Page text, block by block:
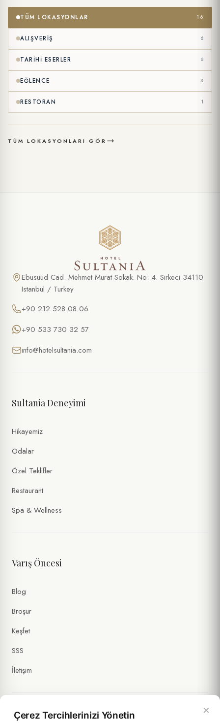
kapsamında işlenmesini kabul ediyorum. (Zorunlu)
Pazarlama Açık Rıza Metni
kapsamında işlenmesini onaylıyorum.
(İsteğe Bağlı)
TÜM LOKASYONLAR 16
ALIŞVERIŞ 6
TARIHI ESERLER 6
EĞLENCE 3
RESTORAN 1
TÜM LOKASYONLARI GÖR
Ebusuud Cad. Mehmet Murat Sokak. No: 4. Sirkeci 34110
Istanbul / Turkey
+90 212 528 08 06
+90 533 730 32 57
info@hotelsultania.com
Sultania Deneyimi
Hikayemiz
Odalar
Özel Teklifler
Restaurant
Spa & Wellness
Varış Öncesi
Blog
Broşür
Keşfet
SSS
İletişim
×
Çerez Tercihlerinizi Yönetin